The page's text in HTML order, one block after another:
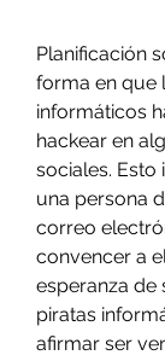
Planificación
forma en que
informáticos
hackear en
sociales.
una persona
correo
convencer a
esperanza de
piratas
afirmar ser